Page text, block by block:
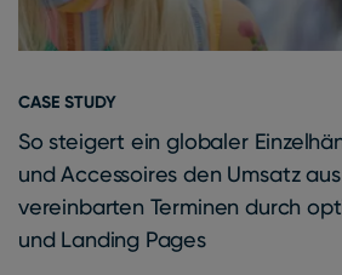
CASE STUDY
So steigert ein globaler
und Accessoires den Umsatz
vereinbarten Terminen durch
und Landing Pages